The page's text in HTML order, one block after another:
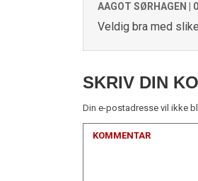
AAGOT SØRHAGEN |
Veldig bra med
SKRIV DIN
Din e-postadresse vil ikke
KOMMENTAR